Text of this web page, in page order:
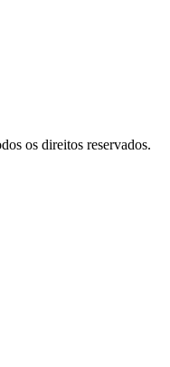
os direitos reservados.